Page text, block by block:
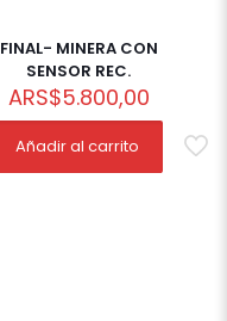
FINAL- MINERA CON
SENSOR REC.
ARS$5.800,00
Añadir al carrito